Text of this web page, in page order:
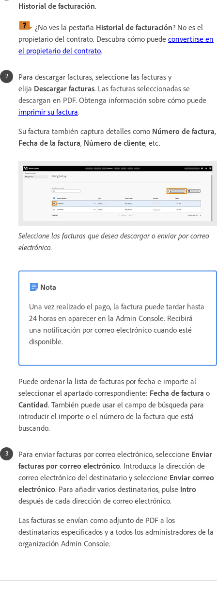
Historial de facturación.
¿No ves la pestaña Historial de facturación? No es el
propietario del contrato. Descubra cómo puede convertirse en
el propietario del contrato.
Para descargar facturas, seleccione las facturas y
elija Descargar facturas. Las facturas seleccionadas se
descargan en PDF. Obtenga información sobre cómo puede
imprimir su factura.
Su factura también captura detalles como Número de factura,
Fecha de la factura, Número de cliente, etc.
Seleccione las facturas que desea descargar o enviar por correo
electrónico.
Nota
Una vez realizado el pago, la factura puede tardar hasta
24 horas en aparecer en la Admin Console. Recibirá
una notificación por correo electrónico cuando esté
disponible.
Puede ordenar la lista de facturas por fecha e importe al
seleccionar el apartado correspondiente: Fecha de factura o
Cantidad. También puede usar el campo de búsqueda para
introducir el importe o el número de la factura que está
buscando.
Para enviar facturas por correo electrónico, seleccione Enviar
facturas por correo electrónico. Introduzca la dirección de
correo electrónico del destinatario y seleccione Enviar correo
electrónico. Para añadir varios destinatarios, pulse Intro
después de cada dirección de correo electrónico.
Las facturas se envían como adjunto de PDF a los
destinatarios especificados y a todos los administradores de la
organización Admin Console.